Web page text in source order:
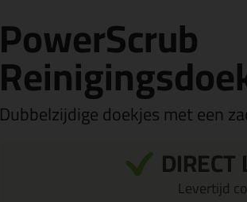
PowerScrub
Dubbelzijdige doekjes met een
Levertijd